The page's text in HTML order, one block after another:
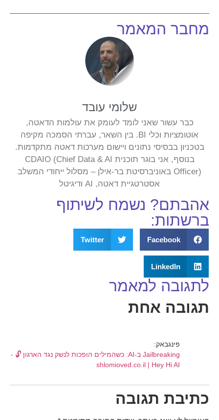
מחבר המאמר
שלומי עובד
כבר עשור שאני לומד לעומק את עולמות הדאטה,
אוטומציות וכלי BI. בין השאר, עברתי הסמכה מקיפה
בטכניון בבסיסי נתונים ויישום מערכות דאטה מתקדמות.
בנוסף, אני בוגר תוכנית CDAIO (Chief Data & AI
Officer) באוניברסיטת בר-אילן – מסלול ייחודי המשלב
אסטרטגיית דאטה, AI ודיגיטל
אהבתם? נשמח לשיתוף
ברשתות:
Facebook
Twitter
LinkedIn
לתגובה למאמר
תגובה אחת
פינגבאק:
Jailbreaking ב-AI: כשהמילים הופכות לנשק נגד הארגון 🔓 -
shlomioved.co.il | Hey Hi AI
כתיבת תגובה